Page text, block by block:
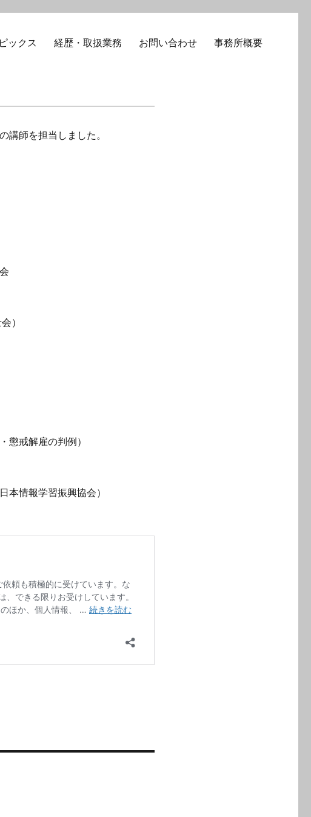
ックス 経歴・取扱業務 お問い合わせ 事務所概要
講師を担当しました。
）
懲戒解雇の判例）
本情報学習振興協会）